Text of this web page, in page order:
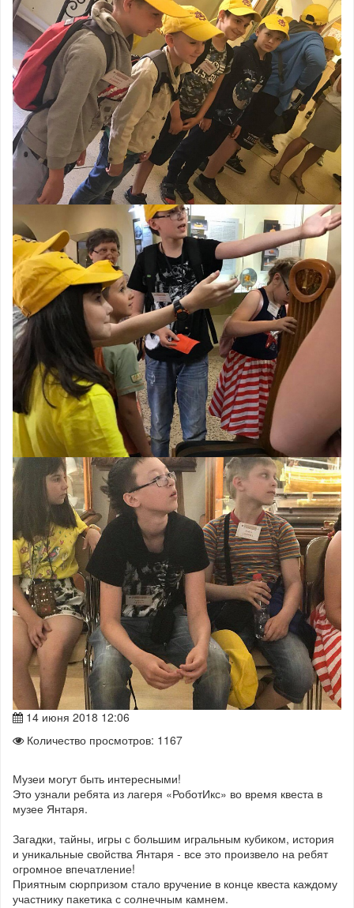
14 июня 2018 12:06
Количество просмотров: 1167
Музеи могут быть интересными!
Это узнали ребята из лагеря «РоботИкс» во время квеста в
музее Янтаря.
Загадки, тайны, игры с большим игральным кубиком, история
и уникальные свойства Янтаря - все это произвело на ребят
огромное впечатление!
Приятным сюрпризом стало вручение в конце квеста каждому
участнику пакетика с солнечным камнем.